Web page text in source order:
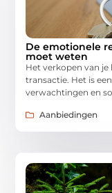
De emotionele
moet weten
Het verkopen van je
transactie. Het is
verwachtingen en
Aanbiedingen